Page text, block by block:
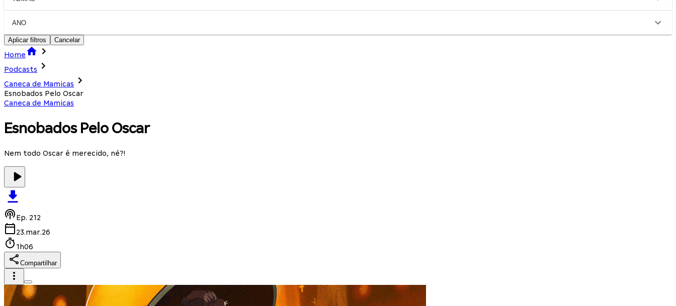
ANO
Aplicar filtros Cancelar
Home
Podcasts
Caneca de Mamicas
Esnobados Pelo Oscar
Caneca de Mamicas
Esnobados Pelo Oscar
Nem todo Oscar é merecido, né?!
Ep. 212
23.mar.26
1h06
Compartilhar